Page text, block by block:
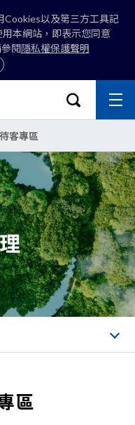
Cookies以及第三方工具記
本網站，即表示您同意
閱隱私權保護聲明
開啟搜尋選
關
搜尋
主
公司-公平
客專區
區